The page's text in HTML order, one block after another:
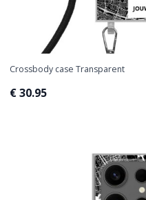
Crossbody case Transparent
€ 30.95